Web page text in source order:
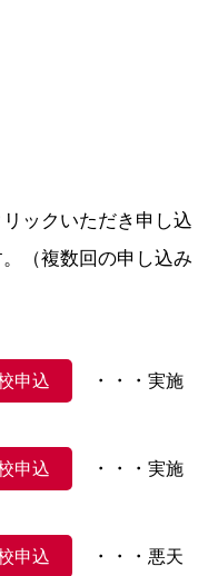
ックいただき申し込
（複数回の申し込み
申込 ・・・ 実施
申込 ・・・ 実施
申込 ・・・ 悪天